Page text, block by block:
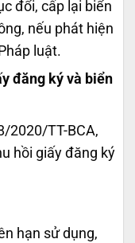
đổi, cấp lại biển
nếu phát hiện
luật.
đăng ký và biển
2020/TT-BCA,
hồi giấy đăng ký
hạn sử dụng,